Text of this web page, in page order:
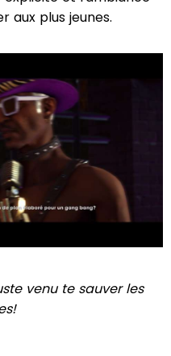
aux plus jeunes.
venu te sauver les